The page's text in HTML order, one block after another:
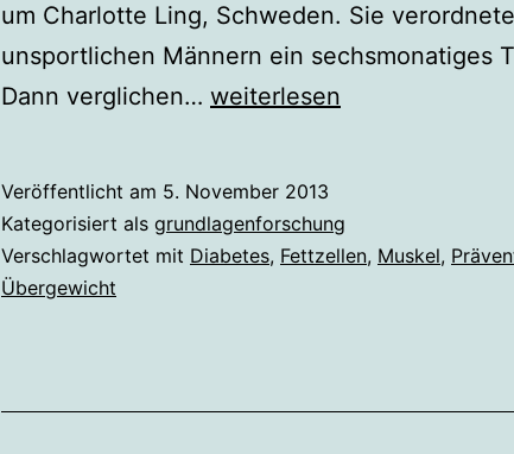
um Charlotte Ling, Schweden. Sie
unsportlichen Männern ein sechsmonatiges
Dann verglichen… Sport
von
Fettzellen
weiterlesen
Veröffentlicht am 5. November 2013
Kategorisiert als grundlagenforschung
Verschlagwortet mit Diabetes, Fettzellen, Muskel,
Übergewicht